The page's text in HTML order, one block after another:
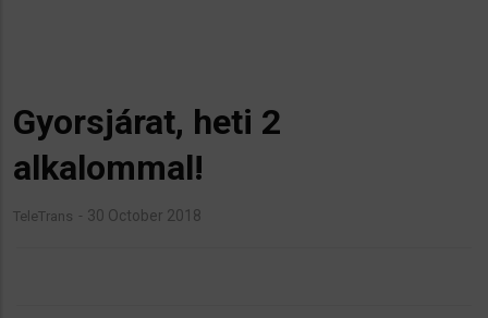
Gyorsjárat, heti 2
alkalommal!
TeleTrans 30 October 2018